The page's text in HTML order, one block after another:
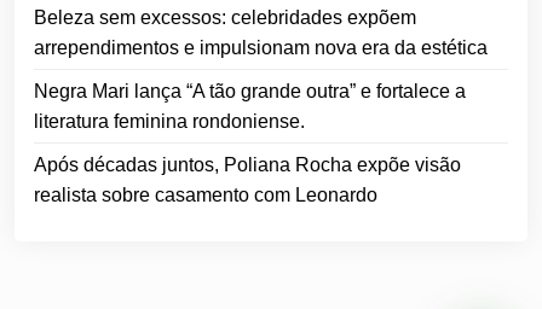
Beleza sem excessos: celebridades expõem
arrependimentos e impulsionam nova era da estética
Negra Mari lança “A tão grande outra” e fortalece a
literatura feminina rondoniense.
Após décadas juntos, Poliana Rocha expõe visão
realista sobre casamento com Leonardo